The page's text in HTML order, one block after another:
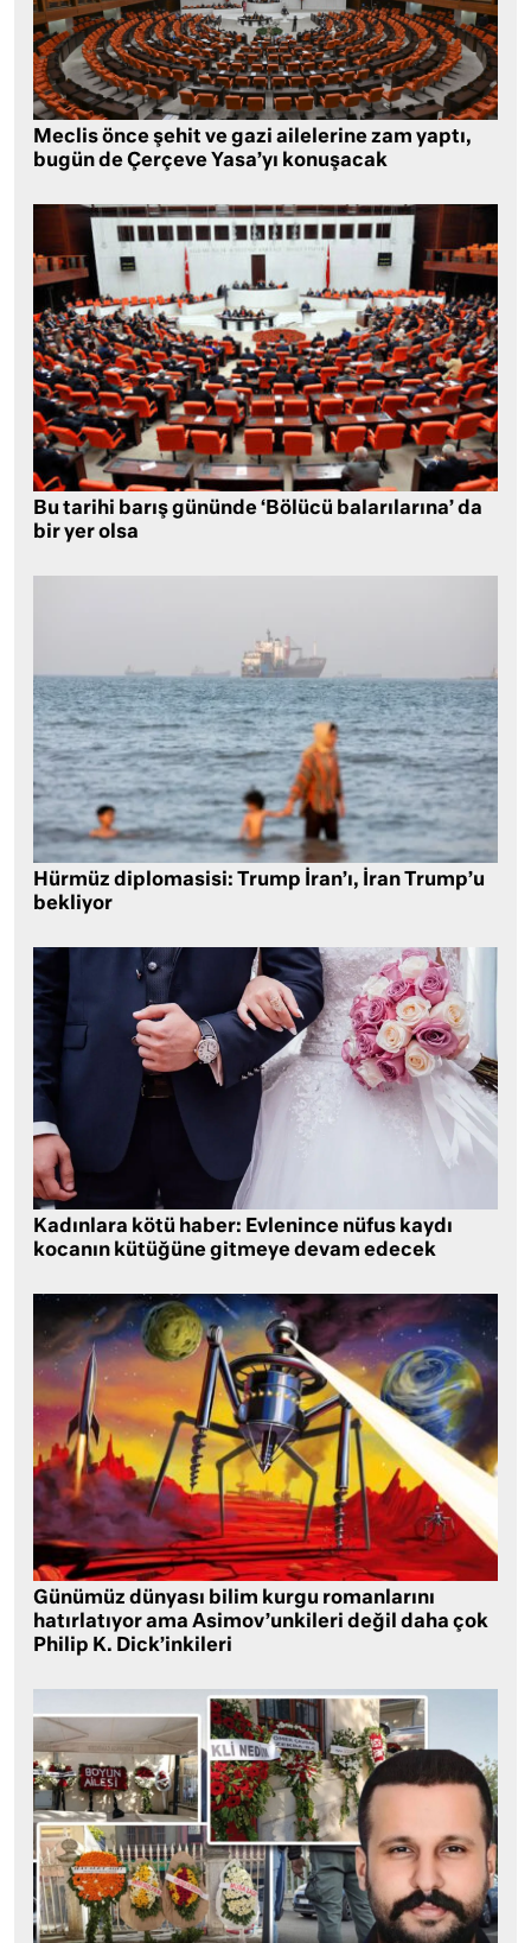
Meclis önce şehit ve gazi ailelerine zam yaptı,
bugün de Çerçeve Yasa’yı konuşacak
Bu tarihi barış gününde ‘Bölücü balarılarına’ da
bir yer olsa
Hürmüz diplomasisi: Trump İran’ı, İran Trump’u
bekliyor
Kadınlara kötü haber: Evlenince nüfus kaydı
kocanın kütüğüne gitmeye devam edecek
Günümüz dünyası bilim kurgu romanlarını
hatırlatıyor ama Asimov’unkileri değil daha çok
Philip K. Dick’inkileri